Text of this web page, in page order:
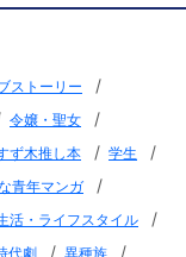
ストーリー /
令嬢・聖女 /
ず木推し本 / 学生 /
青年マンガ /
活・ライフスタイル /
代劇 / 異種族 /